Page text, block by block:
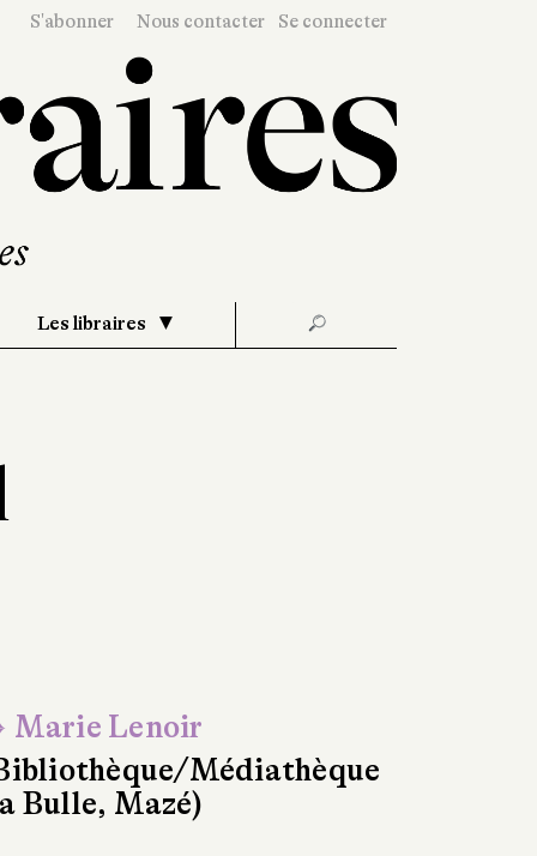
S'abonner Nous contacter Se connecter
Les libraires 🔎
Marie Lenoir
Médiathèque
Bulle, Mazé)